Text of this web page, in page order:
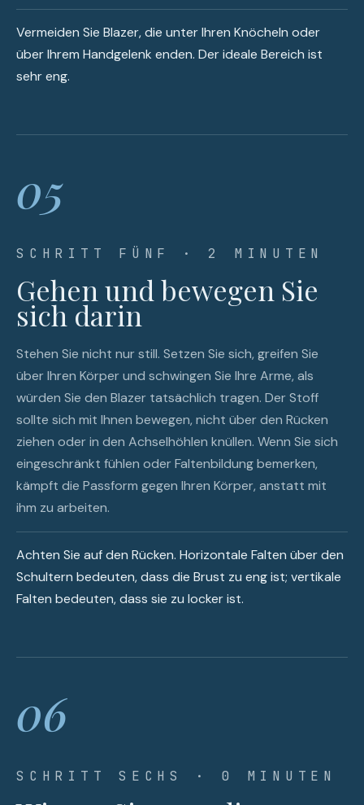
Vermeiden Sie Blazer, die unter Ihren Knöcheln oder
über Ihrem Handgelenk enden. Der ideale Bereich ist
sehr eng.
05
SCHRITT FÜNF · 2 MINUTEN
Gehen und bewegen Sie
sich darin
Stehen Sie nicht nur still. Setzen Sie sich, greifen Sie
über Ihren Körper und schwingen Sie Ihre Arme, als
würden Sie den Blazer tatsächlich tragen. Der Stoff
sollte sich mit Ihnen bewegen, nicht über den Rücken
ziehen oder in den Achselhöhlen knüllen. Wenn Sie sich
eingeschränkt fühlen oder Faltenbildung bemerken,
kämpft die Passform gegen Ihren Körper, anstatt mit
ihm zu arbeiten.
Achten Sie auf den Rücken. Horizontale Falten über den
Schultern bedeuten, dass die Brust zu eng ist; vertikale
Falten bedeuten, dass sie zu locker ist.
06
SCHRITT SECHS · 0 MINUTEN